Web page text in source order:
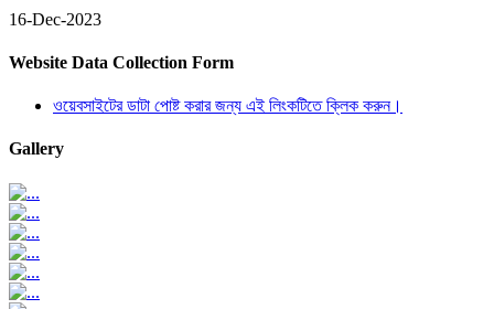
16-Dec-2023
Website Data Collection Form
ওয়েবসাইটের ডাটা পোষ্ট করার জন্য এই লিংকটিতে ক্লিক করুন।
Gallery